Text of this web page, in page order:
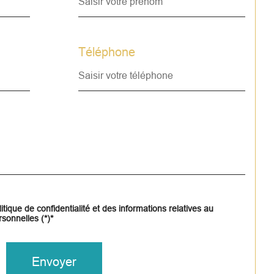
avez envie d'en savoir plus ou de
contactez Gwénaël de GWENDOM
Téléphone
de confidentialité et des informations relatives au
(*)*
Envoyer